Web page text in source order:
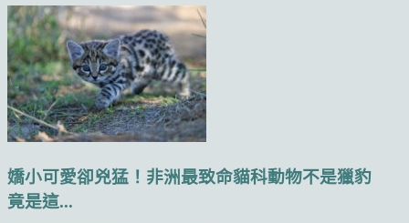
嬌小可愛卻兇猛！非洲最致命貓科動物不是獵豹
竟是這...